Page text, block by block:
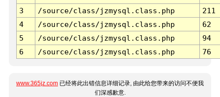
3 /source/class/jzmysql.class.php
211
4
/source/class/jzmysql.class.php
62
5
/source/class/jzmysql.class.php
94
6
/source/class/jzmysql.class.php 76
www.365jz.com 已经将此出错信息详细记录, 由此给您带来的访问不便我
们深感歉意.